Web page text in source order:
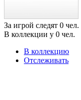
За игрой следят 0 чел.
В коллекции у 0 чел.
В коллекцию
Отслеживать